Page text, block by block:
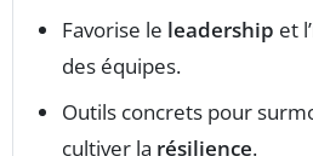
Favorise le leadership et
des équipes.
Outils concrets pour
cultiver la résilience.